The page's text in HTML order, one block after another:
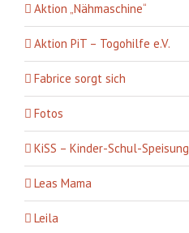
Aktion „Nähmaschine“
Aktion PiT – Togohilfe e.V.
Fabrice sorgt sich
Fotos
KiSS – Kinder-Schul-Speisung
Leas Mama
Leila